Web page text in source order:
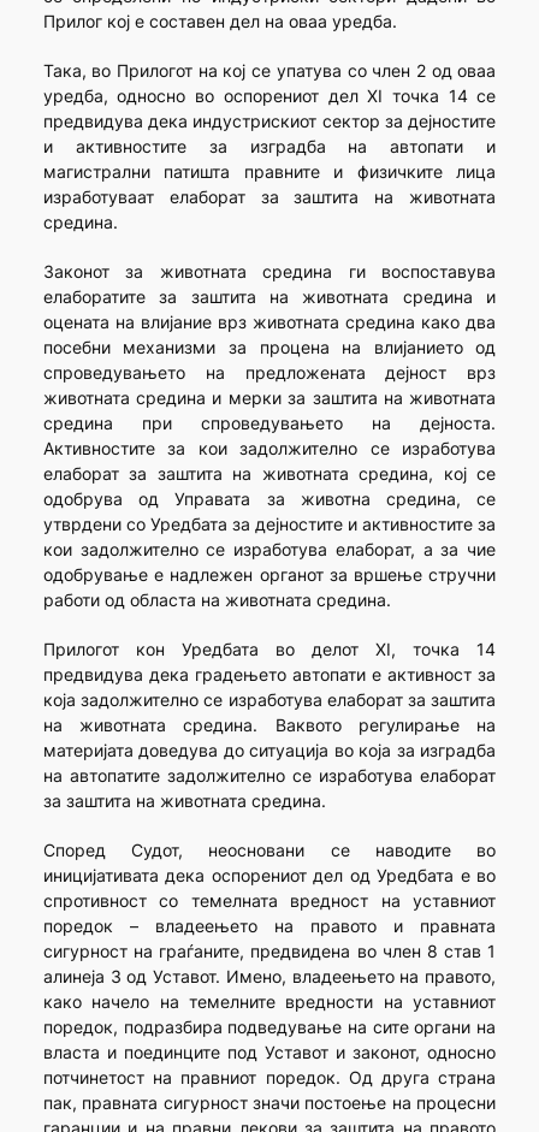
Прилог кој е составен дел на оваа уредба.
Така, во Прилогот на кој се упатува со член 2 од оваа
уредба, односно во оспорениот дел XI точка 14 се
предвидува дека индустрискиот сектор за дејностите
и активностите за изградба на автопати и
магистрални патишта правните и физичките лица
изработуваат елаборат за заштита на животната
средина.
Законот за животната средина ги воспоставува
елаборатите за заштита на животната средина и
оцената на влијание врз животната средина како два
посебни механизми за процена на влијанието од
спроведувањето на предложената дејност врз
животната средина и мерки за заштита на животната
средина при спроведувањето на дејноста.
Активностите за кои задолжително се изработува
елаборат за заштита на животната средина, кој се
одобрува од Управата за животна средина, се
утврдени со Уредбата за дејностите и активностите за
кои задолжително се изработува елаборат, a за чие
одобрување е надлежен органот за вршење стручни
работи од областа на животната средина.
Прилогот кон Уредбата во делот XI, точка 14
предвидува дека градењето автопати е активност за
која задолжително се изработува елаборат за заштита
на животната средина. Ваквото регулирање на
материјата доведува до ситуација во која за изградба
на автопатите задолжително се изработува елаборат
за заштита на животната средина.
Според Судот, неосновани се наводите во
иницијативата дека оспорениот дел од Уредбата е во
спротивност со темелната вредност на уставниот
поредок – владеењето на правото и правната
сигурност на граѓаните, предвидена во член 8 став 1
алинеја 3 од Уставот. Имено, владеењето на правото,
како начело на темелните вредности на уставниот
поредок, подразбира подведување на сите органи на
власта и поединците под Уставот и законот, односно
потчинетост на правниот поредок. Од друга страна
пак, правната сигурност значи постоење на процесни